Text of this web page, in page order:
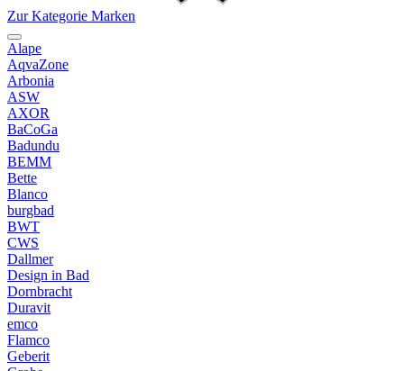
Zur Kategorie Marken
Alape
AqvaZone
Arbonia
ASW
AXOR
BaCoGa
Badundu
BEMM
Bette
Blanco
burgbad
BWT
CWS
Dallmer
Design in Bad
Dornbracht
Duravit
emco
Flamco
Geberit